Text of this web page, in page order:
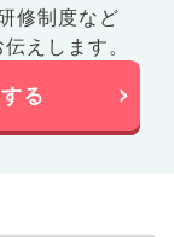
修制度など
えします。
る